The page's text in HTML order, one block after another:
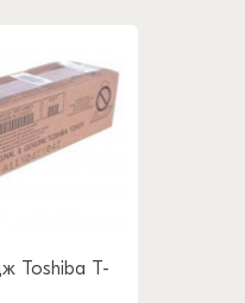
Toshiba T-